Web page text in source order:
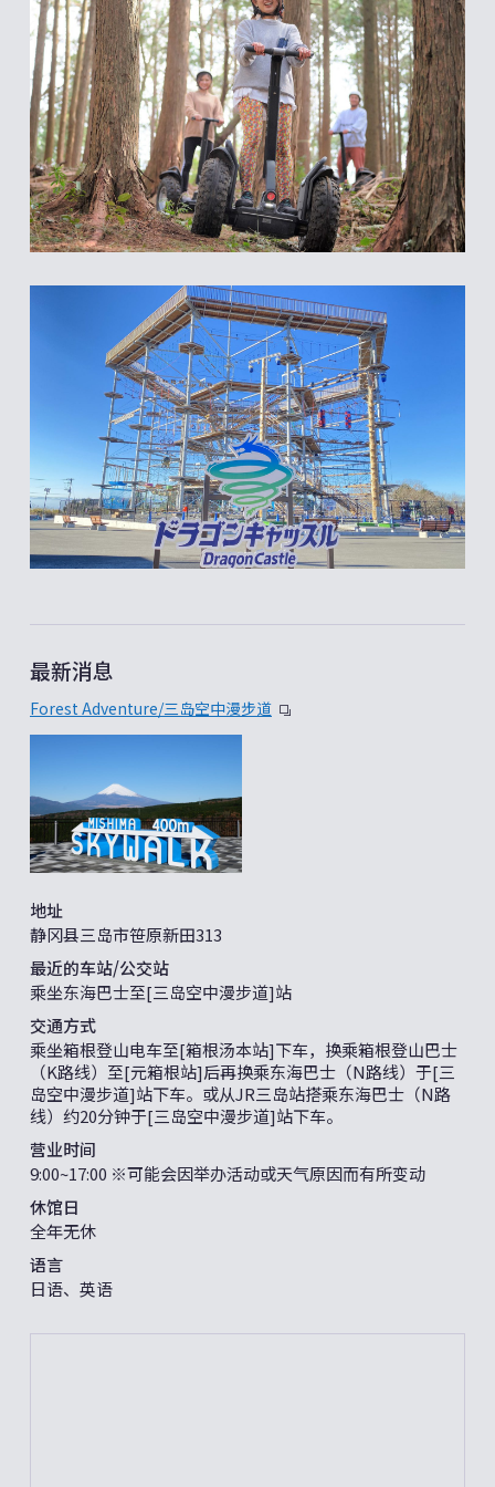
最新消息
Forest Adventure/三岛空中漫步道
地址
静冈县三岛市笹原新田313
最近的车站/公交站
乘坐东海巴士至[三岛空中漫步道]站
交通方式
乘坐箱根登山电车至[箱根汤本站]下车，换乘箱根登山巴士
（K路线）至[元箱根站]后再换乘东海巴士（N路线）于[三
岛空中漫步道]站下车。或从JR三岛站搭乘东海巴士（N路
线）约20分钟于[三岛空中漫步道]站下车。
营业时间
9:00~17:00 ※可能会因举办活动或天气原因而有所变动
休馆日
全年无休
语言
日语、英语